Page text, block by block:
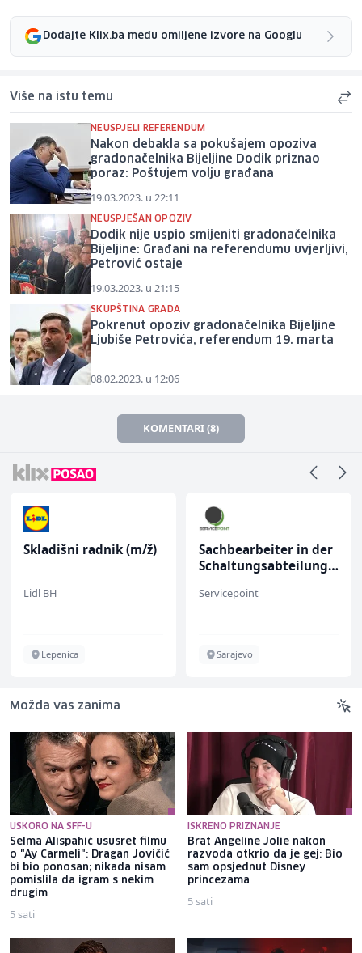
Dodajte Klix.ba među omiljene izvore na Googlu
Više na istu temu
NEUSPJELI REFERENDUM
Nakon debakla sa pokušajem opoziva
gradonačelnika Bijeljine Dodik priznao
poraz: Poštujem volju građana
19.03.2023. u 22:11
NEUSPJEŠAN OPOZIV
Dodik nije uspio smijeniti gradonačelnika
Bijeljine: Građani na referendumu uvjerljivi,
Petrović ostaje
19.03.2023. u 21:15
SKUPŠTINA GRADA
Pokrenut opoziv gradonačelnika Bijeljine
Ljubiše Petrovića, referendum 19. marta
08.02.2023. u 12:06
KOMENTARI (8)
Skladišni radnik (m/ž)
Lidl BH
Lepenica
Sachbearbeiter in der
Schaltungsabteilung
Servicepoint
Sarajevo
Možda vas zanima
USKORO NA SFF-U
Selma Alispahić ususret filmu
o "Ay Carmeli": Dragan Jovičić
bi bio ponosan; nikada nisam
pomislila da igram s nekim
drugim
5 sati
ISKRENO PRIZNANJE
Brat Angeline Jolie nakon
razvoda otkrio da je gej: Bio
sam opsjednut Disney
princezama
5 sati